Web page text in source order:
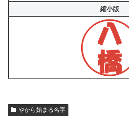
縮小版
やから始まる名字